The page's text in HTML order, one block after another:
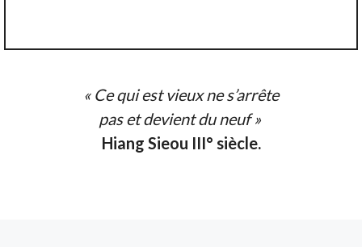
« Ce qui est vieux ne s’arrête
pas et devient du neuf »
Hiang Sieou III° siècle.